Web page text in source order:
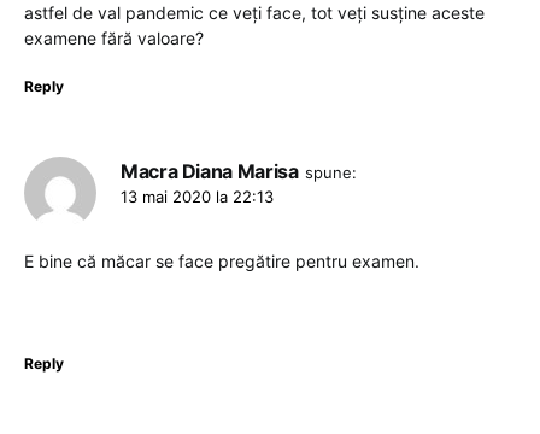
astfel de val pandemic ce veți face, tot veți susține aceste
examene fără valoare?
Reply
Macra Diana Marisa spune:
13 mai 2020 la 22:13
E bine că măcar se face pregătire pentru examen.
Reply